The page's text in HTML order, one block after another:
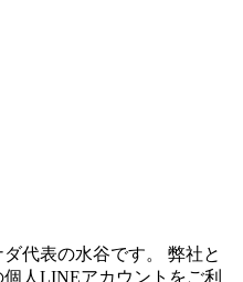
代表の水谷です。 弊社と
人LINEアカウントをご利